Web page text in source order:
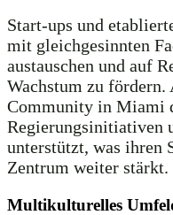
Start-ups und
mit gleichgesinnten
austauschen und auf
Wachstum zu
Community in Miami
Regierungsinitiativen
unterstützt, was ihren
Zentrum weiter stärkt.
Multikulturelles